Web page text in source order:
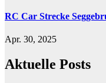
RC Car Strecke
Apr. 30, 2025
Aktuelle Posts